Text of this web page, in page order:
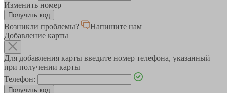
Изменить номер
Возникли проблемы?
Напишите нам
Добавление карты
Для добавления карты введите номер телефона, указанный
при получении карты
Телефон: